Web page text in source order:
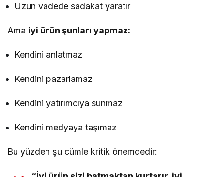
Uzun vadede sadakat yaratır
Ama iyi ürün şunları yapmaz:
Kendini anlatmaz
Kendini pazarlamaz
Kendini yatırımcıya sunmaz
Kendini medyaya taşımaz
Bu yüzden şu cümle kritik önemdedir: